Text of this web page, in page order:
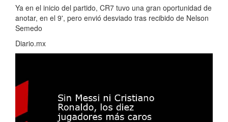
Ya en el inicio del partido, CR7 tuvo una gran oportunidad de
anotar, en el 9', pero envió desviado tras recibido de Nelson
Semedo
Diario.mx